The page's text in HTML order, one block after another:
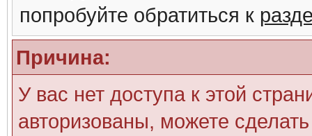
попробуйте обратиться к
Причина:
У вас нет доступа к этой
авторизованы, можете